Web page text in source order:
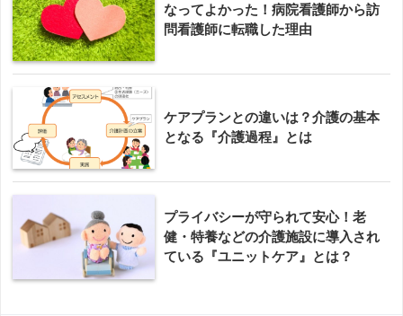
なってよかった！病院看護師から訪
問看護師に転職した理由
ケアプランとの違いは？介護の基本
となる『介護過程』とは
プライバシーが守られて安心！老
健・特養などの介護施設に導入され
ている『ユニットケア』とは？